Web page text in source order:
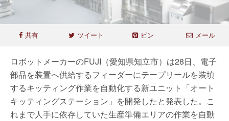
共有 ツイート ピン メール
ロボットメーカーのFUJI（愛知県知立市）は28日、電子
部品を装置へ供給するフィーダーにテープリールを装填
するキッティング作業を自動化する新ユニット「オート
キッティングステーション」を開発したと発表した。こ
れまで人手に依存していた生産準備エリアの作業を自動